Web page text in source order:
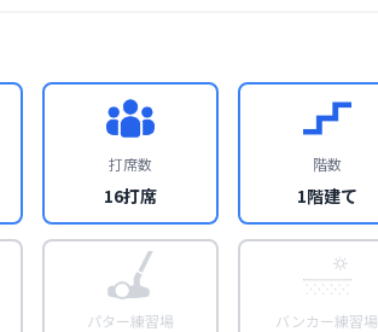
打席数
16打席
階数
1階建て
パター練習場 バンカー練習場